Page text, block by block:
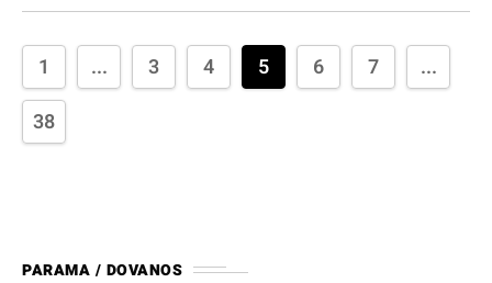
1 ... 3 4 5 6 7
...
38
PARAMA / DOVANOS